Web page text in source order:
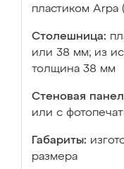
пластиком Arpa
Столешница:
или 38 мм; из
толщина 38 мм
Стеновая
или с
Габариты:
размера